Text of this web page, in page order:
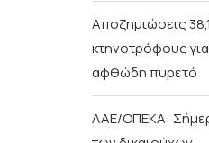
Αποζημιώσεις
κτηνοτρόφους
αφθώδη πυρετό
ΛΑΕ/ΟΠΕΚΑ: